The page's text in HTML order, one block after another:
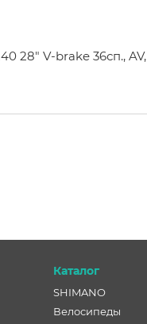
28" V-brake 36сп., AV,
Каталог
SHIMANO
Велосипеды